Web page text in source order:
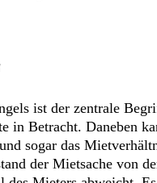
ist der zentrale
in Betracht. Daneben
sogar das
der Mietsache von